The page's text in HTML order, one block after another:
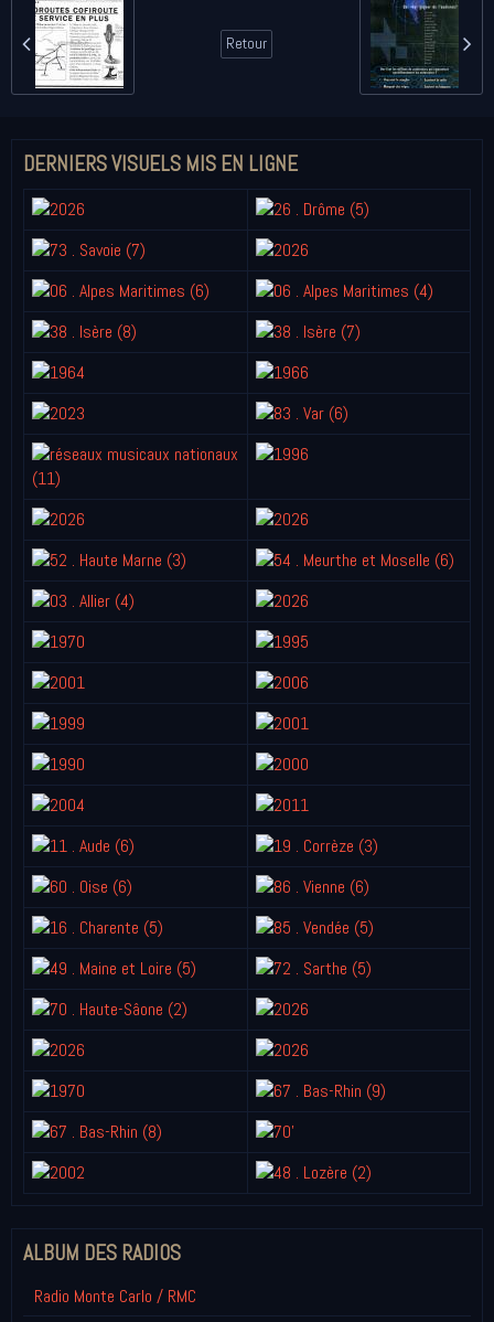
Retour
DERNIERS VISUELS MIS EN LIGNE
ALBUM DES RADIOS
Radio Monte Carlo / RMC